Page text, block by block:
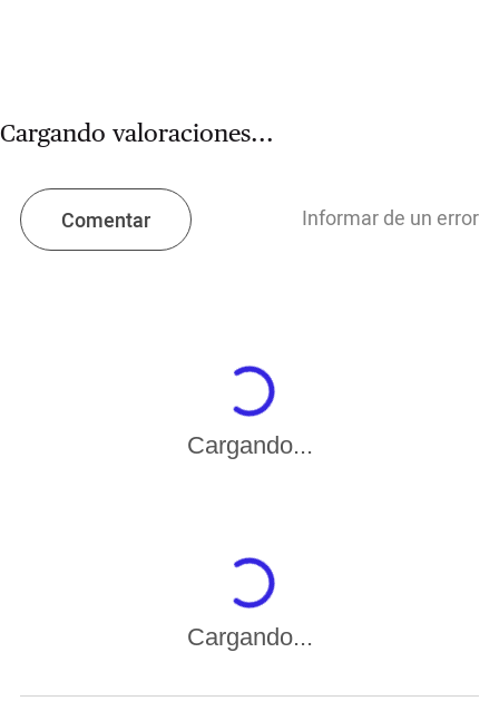
Cargando valoraciones...
Comentar Informar de un error
Cargando...
Cargando...